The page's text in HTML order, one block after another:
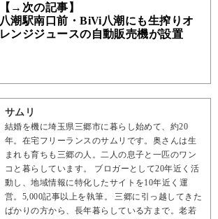
【→次の記事】
八潮駅南口前・BiVi八潮にも生搾りオ
レンジジュースの自動販売機が設置
サムリ
結婚を機に埼玉県三郷市に暮らし始めて、約20
年。在宅フリーランスのサムリです。奥さんは生
まれも育ちも三郷の人。二人の息子と一匹のワン
コと暮らしています。 ブロガーとして20年近く活
動し、地域情報に特化したサイトを10年近く運
営。5,000記事以上を執筆。 三郷に引っ越してきた
ばかりの方から、長年暮らしている方まで。老若